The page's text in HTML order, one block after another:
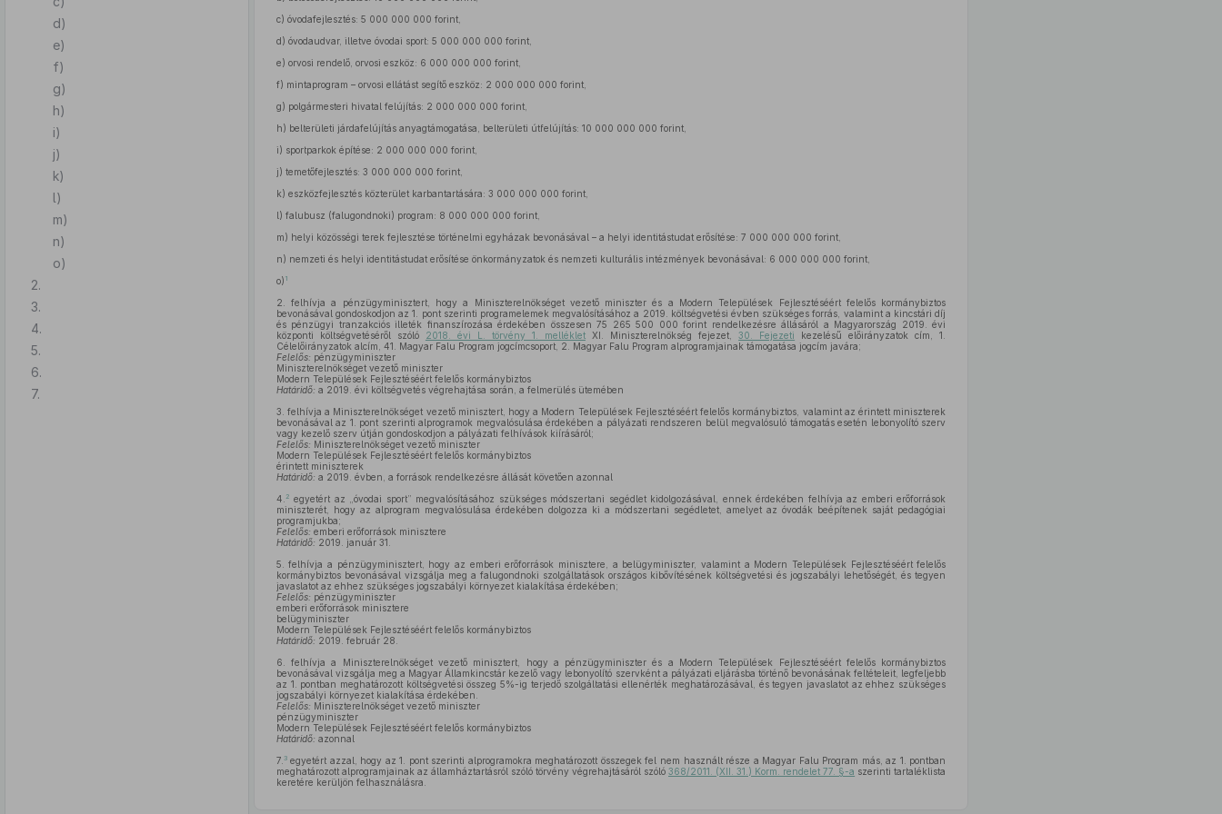
d)
e)
f)
g)
h)
i)
j)
k)
l)
m)
n)
o)
2.
3.
4.
5.
6.
7.
c) óvodafejlesztés: 5 000 000 000 forint,
d) óvodaudvar, illetve óvodai sport: 5 000 000 000 forint,
e) orvosi rendelő, orvosi eszköz: 6 000 000 000 forint,
f) mintaprogram – orvosi ellátást segítő eszköz: 2 000 000 000 forint,
g) polgármesteri hivatal felújítás: 2 000 000 000 forint,
h) belterületi járdafelújítás anyagtámogatása, belterületi útfelújítás: 10 000 000 000 forint,
i) sportparkok építése: 2 000 000 000 forint,
j) temetőfejlesztés: 3 000 000 000 forint,
k) eszközfejlesztés közterület karbantartására: 3 000 000 000 forint,
l) falubusz (falugondnoki) program: 8 000 000 000 forint,
m) helyi közösségi terek fejlesztése történelmi egyházak bevonásával – a helyi identitástudat erősítése: 7 000 000 000 forint,
n) nemzeti és helyi identitástudat erősítése önkormányzatok és nemzeti kulturális intézmények bevonásával: 6 000 000 000 forint,
o) 1
2.
felhívja a pénzügyminisztert, hogy a Miniszterelnökséget vezető miniszter és a Modern Települések Fejlesztéséért felelős kormánybiztos
bevonásával gondoskodjon az 1. pont szerinti programelemek megvalósításához a 2019. költségvetési évben szükséges forrás, valamint a kincstári díj
és pénzügyi tranzakciós illeték finanszírozása érdekében összesen 75 265 500 000 forint rendelkezésre állásáról a Magyarország 2019. évi
központi költségvetéséről szóló 2018. évi L. törvény 1. melléklet XI. Miniszterelnökség fejezet,30. Fejezeti kezelésű előirányzatok cím, 1.
Célelőirányzatok alcím, 41. Magyar Falu Program jogcímcsoport, 2. Magyar Falu Program alprogramjainak támogatása jogcím javára;
Felelős: pénzügyminiszter
Miniszterelnökséget vezető miniszter
Modern Települések Fejlesztéséért felelős kormánybiztos
Határidő: a 2019. évi költségvetés végrehajtása során, a felmerülés ütemében
3. felhívja a Miniszterelnökséget vezető minisztert, hogy a Modern Települések Fejlesztéséért felelős kormánybiztos, valamint az érintett miniszterek
bevonásával az 1. pont szerinti alprogramok megvalósulása érdekében a pályázati rendszeren belül megvalósuló támogatás esetén lebonyolító szerv
vagy kezelő szerv útján gondoskodjon a pályázati felhívások kiírásáról;
Felelős: Miniszterelnökséget vezető miniszter
Modern Települések Fejlesztéséért felelős kormánybiztos
érintett miniszterek
Határidő: a 2019. évben, a források rendelkezésre állását követően azonnal
4. 2 egyetért az „óvodai sport” megvalósításához szükséges módszertani segédlet kidolgozásával, ennek érdekében felhívja az emberi erőforrások
miniszterét, hogy az alprogram megvalósulása érdekében dolgozza ki a módszertani segédletet, amelyet az óvodák beépítenek saját pedagógiai
programjukba;
Felelős: emberi erőforrások minisztere
Határidő: 2019. január 31.
5.
felhívja a pénzügyminisztert, hogy az emberi erőforrások minisztere, a belügyminiszter, valamint a Modern Települések Fejlesztéséért felelős
kormánybiztos bevonásával vizsgálja meg a falugondnoki szolgáltatások országos kibővítésének költségvetési és jogszabályi lehetőségét, és tegyen
javaslatot az ehhez szükséges jogszabályi környezet kialakítása érdekében;
Felelős: pénzügyminiszter
emberi erőforrások minisztere
belügyminiszter
Modern Települések Fejlesztéséért felelős kormánybiztos
Határidő: 2019. február 28.
6.
felhívja a Miniszterelnökséget vezető minisztert, hogy a pénzügyminiszter és a Modern Települések Fejlesztéséért felelős kormánybiztos
bevonásával vizsgálja meg a Magyar Államkincstár kezelő vagy lebonyolító szervként a pályázati eljárásba történő bevonásának feltételeit, legfeljebb
az 1. pontban meghatározott költségvetési összeg 5%-ig terjedő szolgáltatási ellenérték meghatározásával, és tegyen javaslatot az ehhez szükséges
jogszabályi környezet kialakítása érdekében.
Felelős: Miniszterelnökséget vezető miniszter
pénzügyminiszter
Modern Települések Fejlesztéséért felelős kormánybiztos
Határidő: azonnal
7. 3egyetért azzal, hogy az 1. pont szerinti alprogramokra meghatározott összegek fel nem használt része a Magyar Falu Program más, az 1. pontban
meghatározott alprogramjainak az államháztartásról szóló törvény végrehajtásáról szóló 368/2011. (XII. 31.) Korm. rendelet 77. §-a szerinti tartaléklista
keretére kerüljön felhasználásra.